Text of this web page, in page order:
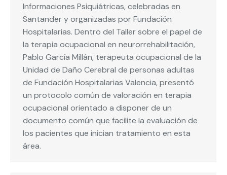
Informaciones Psiquiátricas, celebradas en
Santander y organizadas por Fundación
Hospitalarias. Dentro del Taller sobre el papel de
la terapia ocupacional en neurorrehabilitación,
Pablo García Millán, terapeuta ocupacional de la
Unidad de Daño Cerebral de personas adultas
de Fundación Hospitalarias Valencia, presentó
un protocolo común de valoración en terapia
ocupacional orientado a disponer de un
documento común que facilite la evaluación de
los pacientes que inician tratamiento en esta
área.